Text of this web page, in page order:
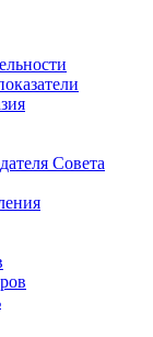
Совета